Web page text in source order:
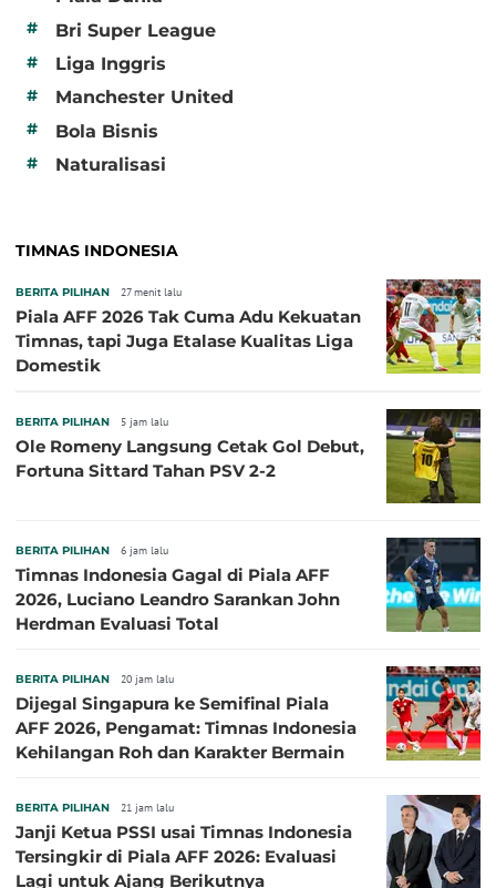
# Bri Super League
# Liga Inggris
# Manchester United
# Bola Bisnis
# Naturalisasi
TIMNAS INDONESIA
BERITA PILIHAN 27 menit lalu
Piala AFF 2026 Tak Cuma Adu Kekuatan
Timnas, tapi Juga Etalase Kualitas Liga
Domestik
BERITA PILIHAN 5 jam lalu
Ole Romeny Langsung Cetak Gol Debut,
Fortuna Sittard Tahan PSV 2-2
BERITA PILIHAN 6 jam lalu
Timnas Indonesia Gagal di Piala AFF
2026, Luciano Leandro Sarankan John
Herdman Evaluasi Total
BERITA PILIHAN 20 jam lalu
Dijegal Singapura ke Semifinal Piala
AFF 2026, Pengamat: Timnas Indonesia
Kehilangan Roh dan Karakter Bermain
BERITA PILIHAN 21 jam lalu
Janji Ketua PSSI usai Timnas Indonesia
Tersingkir di Piala AFF 2026: Evaluasi
Lagi untuk Ajang Berikutnya